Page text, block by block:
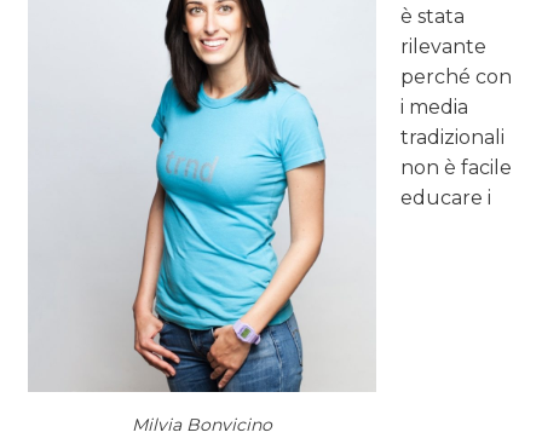
Milvia Bonvicino
è stata
rilevante
perché con
i media
tradizionali
non è facile
educare i